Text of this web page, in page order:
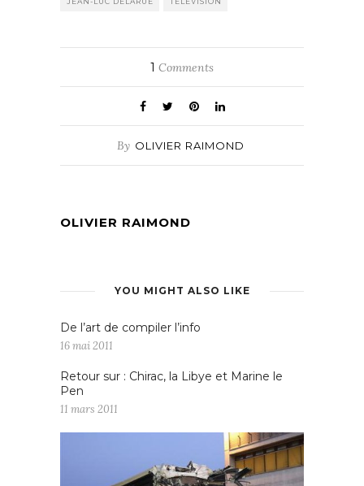
1 Comments
By OLIVIER RAIMOND
OLIVIER RAIMOND
YOU MIGHT ALSO LIKE
De l’art de compiler l’info
16 mai 2011
Retour sur : Chirac, la Libye et Marine le
Pen
11 mars 2011